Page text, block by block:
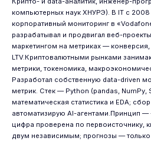
компьютерных наук ХНУРЭ). В IT с
корпоративный мониторинг в
разрабатывал и продвигал веб-
маркетингом на метриках — конверсия,
LTV.Криптовалютными рынками
метрики, токеномика,
Разработал собственную data-driven
метрик. Стек — Python (pandas, NumPy,
математическая статистика и EDA;
автоматизирую AI-агентами.Принцип
цифра проверена по
двум независимым; прогнозы —